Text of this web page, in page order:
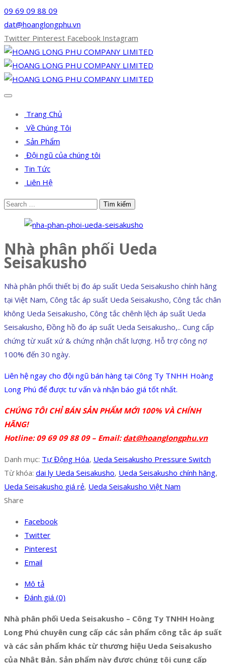
09 69 09 88 09
dat@hoanglongphu.vn
Twitter Pinterest Facebook Instagram
Trang Chủ
Về Chúng Tôi
Sản Phẩm
Đội ngũ của chúng tôi
Tin Tức
Liên Hệ
Nhà phân phối Ueda
Seisakusho
Nhà phân phối thiết bị đo áp suất Ueda Seisakusho chính hãng
tại Việt Nam, Công tắc áp suất Ueda Seisakusho, Công tắc chân
không Ueda Seisakusho, Công tắc chênh lệch áp suất Ueda
Seisakusho, Đồng hồ đo áp suất Ueda Seisakusho,.. Cung cấp
chứng từ xuất xứ & chứng nhận chất lượng. Hỗ trợ công nợ
100% đến 30 ngày.
Liên hệ ngay cho đội ngũ bán hàng tại Công Ty TNHH Hoàng
Long Phú để được tư vấn và nhận báo giá tốt nhất.
CHÚNG TÔI CHỈ BÁN SẢN PHẨM MỚI 100% VÀ CHÍNH
HÃNG!
Hotline: 09 69 09 88 09 – Email:dat@hoanglongphu.vn
Danh mục: Tự Động Hóa, Ueda Seisakusho Pressure Switch
Từ khóa: dai ly Ueda Seisakusho, Ueda Seisakusho chính hãng,
Ueda Seisakusho giá rẻ, Ueda Seisakusho Việt Nam
Share
Facebook
Twitter
Pinterest
Email
Mô tả
Đánh giá (0)
Nhà phân phối Ueda Seisakusho – Công Ty TNHH Hoàng
Long Phú chuyên cung cấp các sản phẩm công tắc áp suất
và các sản phẩm khác từ thương hiệu Ueda Seisakusho
của Nhật Bản. Sản phẩm này được chúng tôi cung cấp